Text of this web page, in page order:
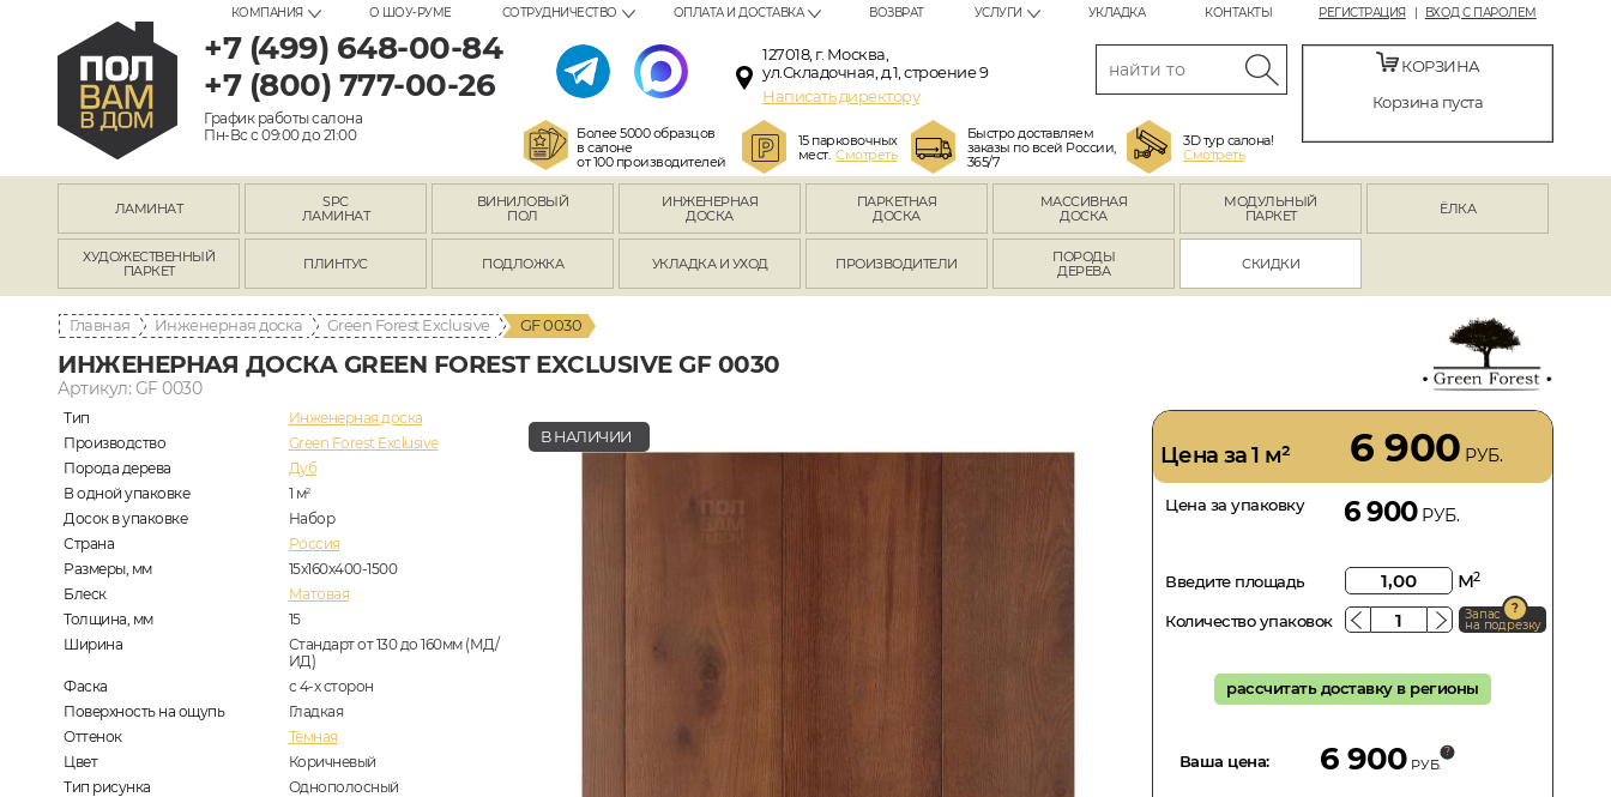
РЕГИСТРАЦИЯ ВХОД С ПАРОЛЕМ
КОМПАНИЯ О ШОУ-РУМЕ СОТРУДНИЧЕСТВО ОПЛАТА И ДОСТАВКА ВОЗВРАТ УСЛУГИ УКЛАДКА КОНТАКТЫ
+7 (499) 648-00-84
+7 (800) 777-00-26
График работы салона
Пн-Вс с 09:00 до 21:00
127018, г. Москва,
ул.Складочная, д.1, строение 9
Написать директору
Более 5000 образцов
в салоне
от 100 производителей
15 парковочных
мест.Смотреть
Быстро доставляем
заказы по всей России,
365/7
3D тур салона!
Смотреть
КОРЗИНА
Корзина пуста
ЛАМИНАТ
SPC
ЛАМИНАТ
ВИНИЛОВЫЙ
ПОЛ
ИНЖЕНЕРНАЯ
ДОСКА
ПАРКЕТНАЯ
ДОСКА
МАССИВНАЯ
ДОСКА
МОДУЛЬНЫЙ
ПАРКЕТ
ЁЛКА
ХУДОЖЕСТВЕННЫЙ
ПАРКЕТ
ПЛИНТУС ПОДЛОЖКА УКЛАДКА И УХОД ПРОИЗВОДИТЕЛИ
ПОРОДЫ
ДЕРЕВА
СКИДКИ
Главная Инженерная доска Green Forest Exclusive GF 0030
ИНЖЕНЕРНАЯ ДОСКА GREEN FOREST EXCLUSIVE GF 0030
Артикул: GF 0030
Тип
Инженерная доска
Производство
Green Forest Exclusive
Порода дерева
Дуб
В одной упаковке
1 м2
Досок в упаковке
Набор
Страна
Россия
Размеры, мм
15х160х400-1500
Блеск
Матовая
Толщина, мм
15
Ширина
Стандарт от 130 до 160мм (МД/
ИД)
Фаска
с 4-х сторон
Поверхность на ощупь
Гладкая
Оттенок
Тёмная
Цвет
Коричневый
Тип рисунка
Однополосный
В НАЛИЧИИ
Цена за 1 м² 6 900 РУБ.
Цена за упаковку 6 900РУБ.
Введите площадь м2
Количество упаковок Запас
на подрезку
рассчитать доставку в регионы
Ваша цена: 6 900 РУБ.